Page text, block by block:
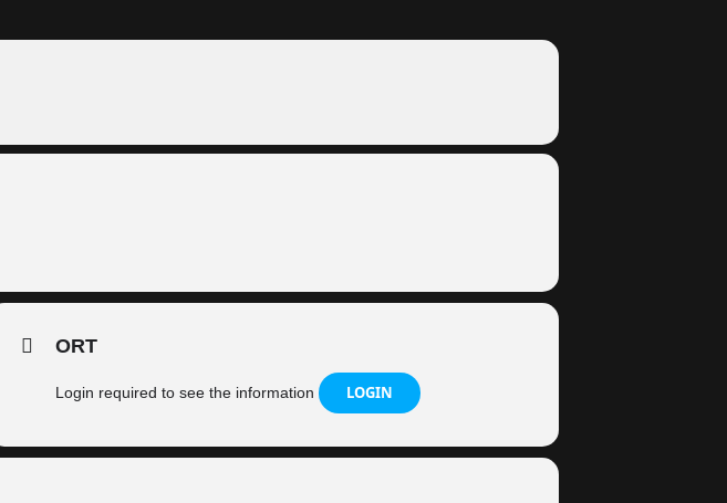
ORT
Login required to see the information LOGIN